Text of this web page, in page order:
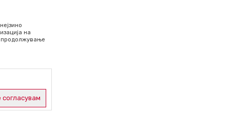
на
продолжување
согласувам